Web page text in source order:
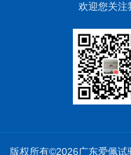
欢迎您关注
版权所有©2026广东爱佩